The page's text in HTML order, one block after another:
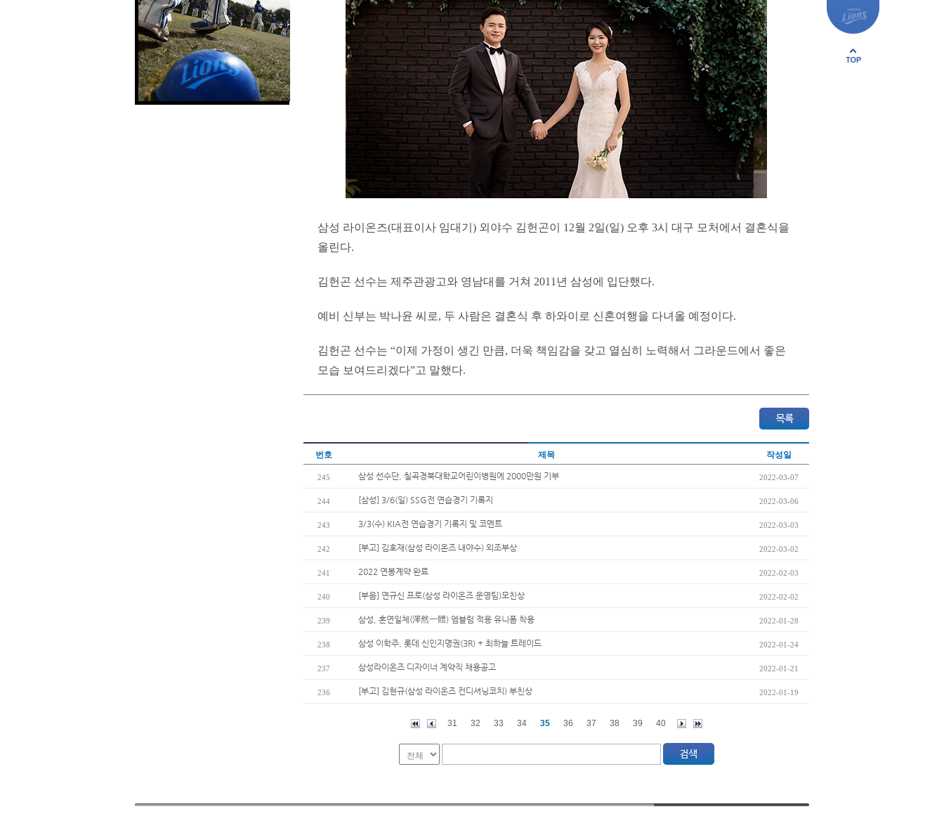
삼성 라이온즈(대표이사 임대기) 외야수 김헌곤이 12월 2일(일) 오후 3시 대구 모처에서 결혼식을
올린다.
김헌곤 선수는 제주관광고와 영남대를 거쳐 2011년 삼성에 입단했다.
예비 신부는 박나윤 씨로, 두 사람은 결혼식 후 하와이로 신혼여행을 다녀올 예정이다.
김헌곤 선수는 “이제 가정이 생긴 만큼, 더욱 책임감을 갖고 열심히 노력해서 그라운드에서 좋은
모습 보여드리겠다”고 말했다.
번호 제목 작성일
245 삼성 선수단, 칠곡경북대학교어린이병원에 2000만원 기부 2022-03-07
244 [삼성] 3/6(일) SSG전 연습경기 기록지 2022-03-06
243 3/3(수) KIA전 연습경기 기록지 및 코멘트 2022-03-03
242 [부고] 김호재(삼성 라이온즈 내야수) 외조부상 2022-03-02
241 2022 연봉계약 완료 2022-02-03
240 [부음] 연규신 프로(삼성 라이온즈 운영팀)모친상 2022-02-02
239 삼성, 혼연일체(渾然一體) 엠블럼 적용 유니폼 착용 2022-01-28
238 삼성 이학주, 롯데 신인지명권(3R) + 최하늘 트레이드 2022-01-24
237 삼성라이온즈 디자이너 계약직 채용공고 2022-01-21
236 [부고] 김현규(삼성 라이온즈 컨디셔닝코치) 부친상 2022-01-19
31 32 33 34 35 36 37 38 39 40